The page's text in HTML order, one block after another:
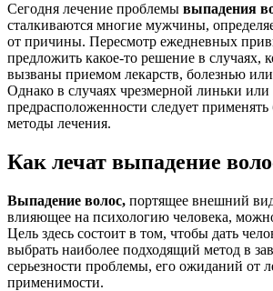
Сегодня лечение проблемы выпадения
сталкиваются многие мужчины,
от причины. Пересмотр ежедневных
предложить какое-то решение в случаях,
вызваны приемом лекарств, болезнью
Однако в случаях чрезмерной линьки или
предрасположенности следует
методы лечения.
Как лечат выпадение
Выпадение волос, портящее внешний
влияющее на психологию человека,
Цель здесь состоит в том, чтобы дать
выбрать наиболее подходящий метод в
серьезности проблемы, его ожиданий от
применимости.